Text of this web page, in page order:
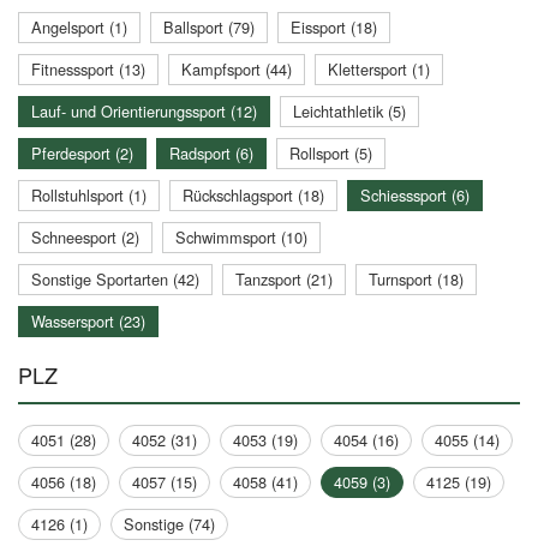
Angelsport (1) Ballsport (79)
Eissport (18)
Fitnesssport (13)
Kampfsport (44)
Klettersport (1)
Lauf- und Orientierungssport (12)
Leichtathletik (5)
Pferdesport (2)
Radsport (6)
Rollsport (5)
Rollstuhlsport (1)
Rückschlagsport (18)
Schiesssport (6)
Schneesport (2)
Schwimmsport (10)
Sonstige Sportarten (42)
Tanzsport (21)
Turnsport (18)
Wassersport (23)
PLZ
4051 (28) 4052 (31) 4053 (19) 4054 (16)
4055 (14)
4056 (18)
4057 (15) 4058 (41) 4059 (3)
4125 (19)
4126 (1)
Sonstige (74)